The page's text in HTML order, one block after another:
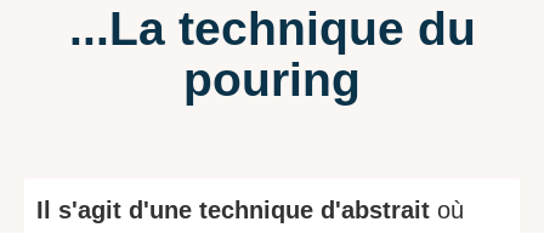
...La technique du
pouring
Il s'agit d'une technique d'abstrait où